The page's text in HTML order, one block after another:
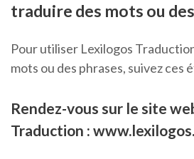
traduire des mots ou
Pour utiliser Lexilogos
mots ou des phrases, suivez ces
Rendez-vous sur le site
Traduction :